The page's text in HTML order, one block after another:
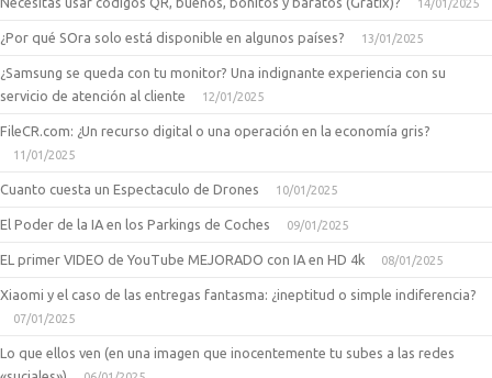
14/01/2025
¿Por qué SOra solo está disponible en algunos países? 13/01/2025
¿Samsung se queda con tu monitor? Una indignante experiencia con su
servicio de atención al cliente
12/01/2025
FileCR.com: ¿Un recurso digital o una operación en la economía gris?
11/01/2025
Cuanto cuesta un Espectaculo de Drones 10/01/2025
El Poder de la IA en los Parkings de Coches 09/01/2025
EL primer VIDEO de YouTube MEJORADO con IA en HD 4k 08/01/2025
Xiaomi y el caso de las entregas fantasma: ¿ineptitud o simple indiferencia?
07/01/2025
Lo que ellos ven (en una imagen que inocentemente tu subes a las redes